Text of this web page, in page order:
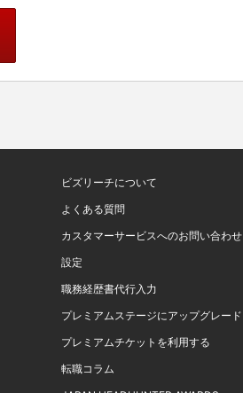
ビズリーチについて
よくある質問
カスタマーサービスへのお問い合わせ
設定
職務経歴書代行入力
プレミアムステージにアップグレード
プレミアムチケットを利用する
転職コラム